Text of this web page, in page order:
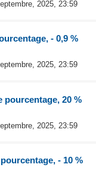
2025, 23:59
- 0,9 %
2025, 23:59
pourcentage, 20 %
2025, 23:59
- 10 %